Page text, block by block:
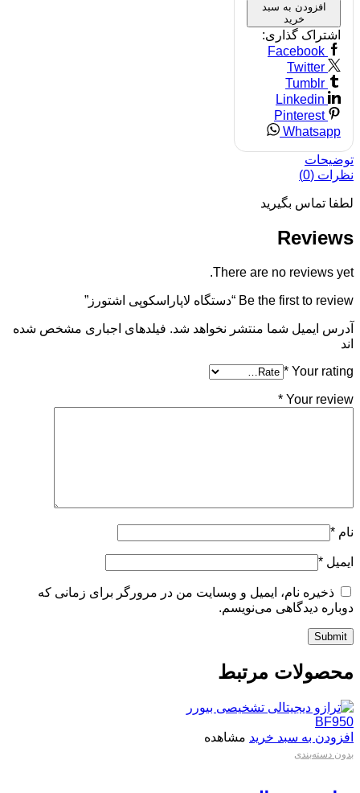
افزودن به سبد
خرید
اشتراک گذاری:
Facebook
Twitter
Tumblr
Linkedin
Pinterest
Whatsapp
توضیحات
نظرات (0)
لطفا تماس بگیرید
Reviews
There are no reviews yet.
Be the first to review “دستگاه لاپاراسکوپی اشتورز”
آدرس ایمیل شما منتشر نخواهد شد. فیلدهای اجباری مشخص شده
اند
Your rating
*
Your review
*
نام *
ایمیل *
ذخیره نام، ایمیل و وبسایت من در مرورگر برای زمانی که
دوباره دیدگاهی می‌نویسم.
محصولات مرتبط
افزودن به سبد خرید مشاهده
بدون دسته‌بندی